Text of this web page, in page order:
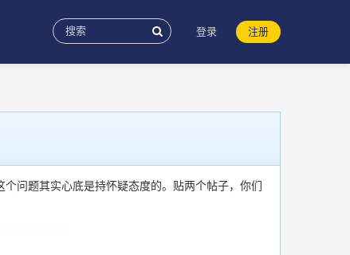
登录 注册
问题其实心底是持怀疑态度的。贴两个帖子，你们